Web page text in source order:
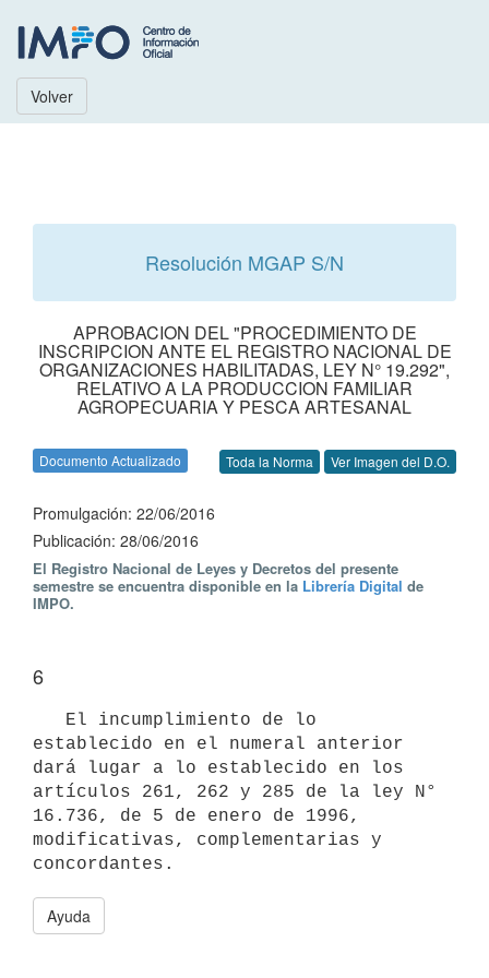
Volver
Resolución MGAP S/N
APROBACION DEL "PROCEDIMIENTO DE
INSCRIPCION ANTE EL REGISTRO NACIONAL DE
ORGANIZACIONES HABILITADAS, LEY N° 19.292",
RELATIVO A LA PRODUCCION FAMILIAR
AGROPECUARIA Y PESCA ARTESANAL
Documento Actualizado Toda la Norma Ver Imagen del D.O.
Promulgación: 22/06/2016
Publicación: 28/06/2016
El Registro Nacional de Leyes y Decretos del presente
semestre se encuentra disponible en la Librería Digital de
IMPO.
6
establecido en el numeral anterior
dará lugar a lo establecido en los
artículos 261, 262 y 285 de la ley N°
16.736, de 5 de enero de 1996,
modificativas, complementarias y
Ayuda